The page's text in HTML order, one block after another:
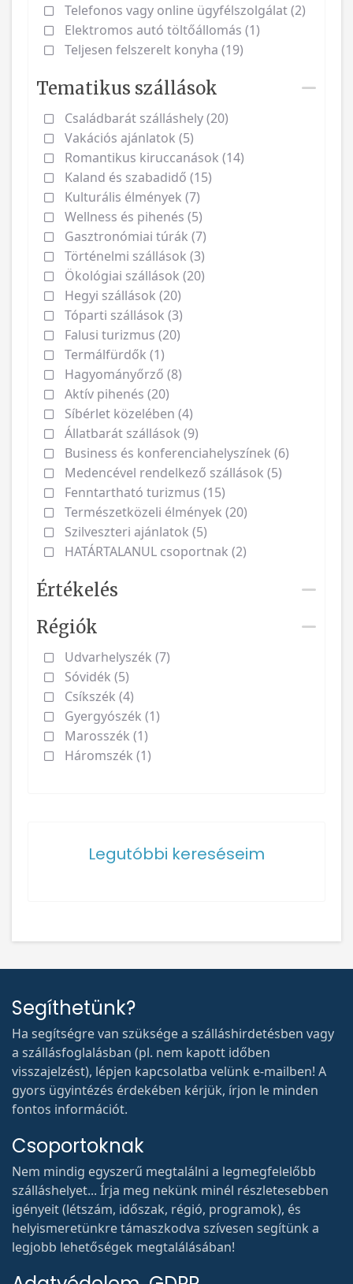
Telefonos vagy online ügyfélszolgálat (2)
Elektromos autó töltőállomás (1)
Teljesen felszerelt konyha (19)
Tematikus szállások
Családbarát szálláshely (20)
Vakációs ajánlatok (5)
Romantikus kiruccanások (14)
Kaland és szabadidő (15)
Kulturális élmények (7)
Wellness és pihenés (5)
Gasztronómiai túrák (7)
Történelmi szállások (3)
Ökológiai szállások (20)
Hegyi szállások (20)
Tóparti szállások (3)
Falusi turizmus (20)
Termálfürdők (1)
Hagyományőrző (8)
Aktív pihenés (20)
Síbérlet közelében (4)
Állatbarát szállások (9)
Business és konferenciahelyszínek (6)
Medencével rendelkező szállások (5)
Fenntartható turizmus (15)
Természetközeli élmények (20)
Szilveszteri ajánlatok (5)
HATÁRTALANUL csoportnak (2)
Értékelés
Régiók
Udvarhelyszék (7)
Sóvidék (5)
Csíkszék (4)
Gyergyószék (1)
Marosszék (1)
Háromszék (1)
Legutóbbi kereséseim
Segíthetünk?
Ha segítségre van szüksége a szálláshirdetésben vagy
a szállásfoglalásban (pl. nem kapott időben
visszajelzést), lépjen kapcsolatba velünk e-mailben! A
gyors ügyintézés érdekében kérjük, írjon le minden
fontos információt.
Csoportoknak
Nem mindig egyszerű megtalálni a legmegfelelőbb
szálláshelyet... Írja meg nekünk minél részletesebben
igényeit (létszám, időszak, régió, programok), és
helyismeretünkre támaszkodva szívesen segítünk a
legjobb lehetőségek megtalálásában!